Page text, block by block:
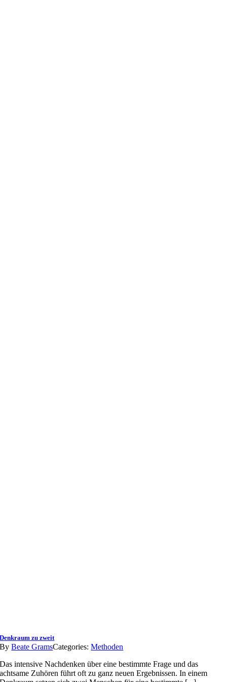
Denkraum zu zweit
ByBeate GramsCategories:Methoden
Das intensive Nachdenken über eine bestimmte Frage und das
achtsame Zuhören führt oft zu ganz neuen Ergebnissen. In einem